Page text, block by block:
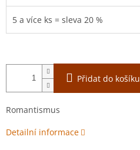
5 a více ks = sleva 20 %
Přidat do košíku
Romantismus
Detailní informace